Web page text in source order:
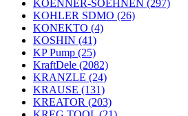
KOENNER-SOEHNEN (297)
KOHLER SDMO (26)
KONEKTO (4)
KOSHIN (41)
KP Pump (25)
KraftDele (2082)
KRANZLE (24)
KRAUSE (131)
KREATOR (203)